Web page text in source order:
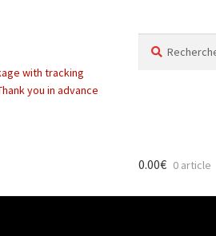
with tracking
you in advance
pour :
0.00€ 0 article